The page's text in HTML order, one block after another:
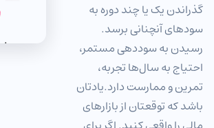
گذراندن یک یا چند دوره به
سودهای آنچنانی برسد.
رسیدن به سوددهی مستمر،
احتیاج به سال‌ها تجربه،
تمرین و ممارست دارد.یادتان
باشد که توقعتان از بازارهای